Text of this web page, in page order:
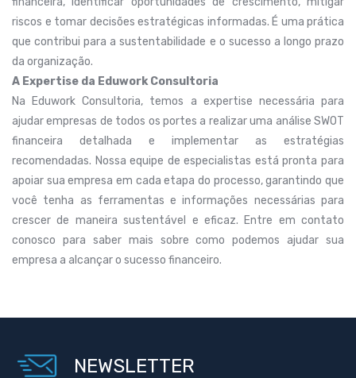
riscos e tomar decisões estratégicas informadas. É uma prática
que contribui para a sustentabilidade e o sucesso a longo prazo
da organização.
A Expertise da Eduwork Consultoria
Na Eduwork Consultoria, temos a expertise necessária para
ajudar empresas de todos os portes a realizar uma análise SWOT
financeira detalhada e implementar as estratégias
recomendadas. Nossa equipe de especialistas está pronta para
apoiar sua empresa em cada etapa do processo, garantindo que
você tenha as ferramentas e informações necessárias para
crescer de maneira sustentável e eficaz. Entre em contato
conosco para saber mais sobre como podemos ajudar sua
empresa a alcançar o sucesso financeiro.
NEWSLETTER